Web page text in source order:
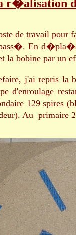
r�alisation
de travail pour
En
la bobine par un
j'ai repris la
d'enroulage
129 spires
Au primaire 2